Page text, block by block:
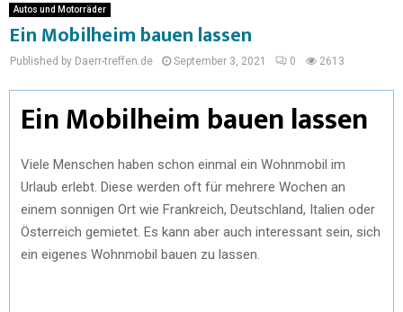
Autos und Motorräder
Ein Mobilheim bauen lassen
Published by Daerr-treffen.de September 3, 2021 0 2613
Ein Mobilheim bauen lassen
Viele Menschen haben schon einmal ein Wohnmobil im
Urlaub erlebt. Diese werden oft für mehrere Wochen an
einem sonnigen Ort wie Frankreich, Deutschland, Italien oder
Österreich gemietet. Es kann aber auch interessant sein, sich
ein eigenes Wohnmobil bauen zu lassen.